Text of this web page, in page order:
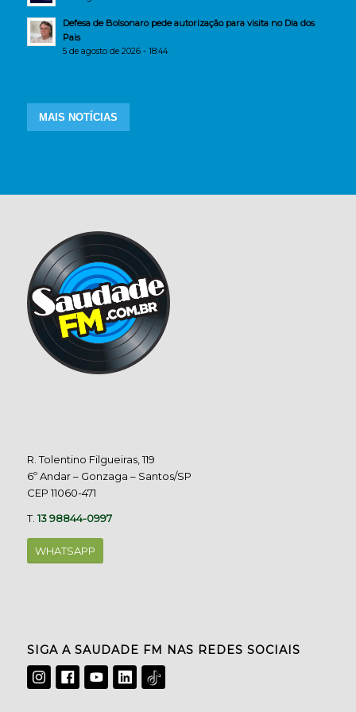
Defesa de Bolsonaro pede autorização para visita no Dia dos
Pais
5 de agosto de 2026 - 18:44
MAIS NOTÍCIAS
R. Tolentino Filgueiras, 119
6º Andar – Gonzaga – Santos/SP
CEP 11060-471
T.13 98844-0997
WHATSAPP
SIGA A SAUDADE FM NAS REDES SOCIAIS